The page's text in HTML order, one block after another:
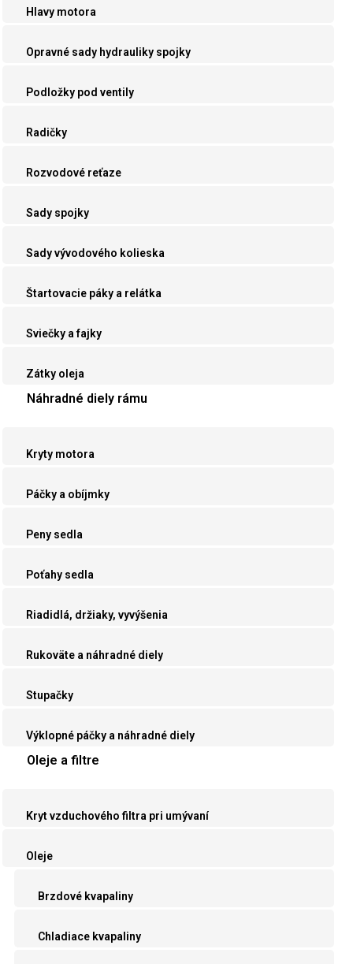
Hlavy motora
Opravné sady hydrauliky spojky
Podložky pod ventily
Radičky
Rozvodové reťaze
Sady spojky
Sady vývodového kolieska
Štartovacie páky a relátka
Sviečky a fajky
Zátky oleja
Náhradné diely rámu
Kryty motora
Páčky a obíjmky
Peny sedla
Poťahy sedla
Riadidlá, držiaky, vyvýšenia
Rukoväte a náhradné diely
Stupačky
Výklopné páčky a náhradné diely
Oleje a filtre
Kryt vzduchového filtra pri umývaní
Oleje
Brzdové kvapaliny
Chladiace kvapaliny